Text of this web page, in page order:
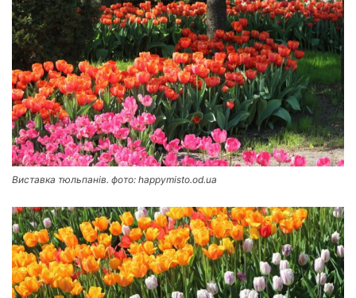
Виставка тюльпанів. фото: happymisto.od.ua